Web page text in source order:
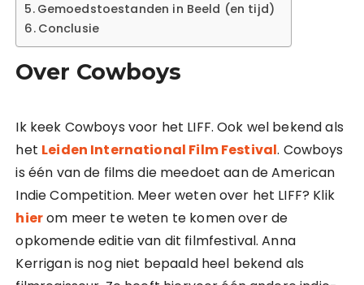
Gemoedstoestanden in Beeld (en tijd)
Conclusie
Over Cowboys
Ik keek Cowboys voor het LIFF. Ook wel bekend als
het Leiden International Film Festival. Cowboys
is één van de films die meedoet aan de American
Indie Competition. Meer weten over het LIFF? Klik
hierom meer te weten te komen over de
opkomende editie van dit filmfestival. Anna
Kerrigan is nog niet bepaald heel bekend als